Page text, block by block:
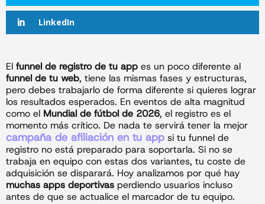
LinkedIn
El funnel de registro de tu app es un poco diferente al
funnel de tu web, tiene las mismas fases y estructuras,
pero debes trabajarlo de forma diferente si quieres lograr
los resultados esperados. En eventos de alta magnitud
como el Mundial de fútbol de 2026, el registro es el
momento más crítico. De nada te servirá tener la mejor
campaña de afiliación en tu app si tu funnel de
registro no está preparado para soportarla. Si no se
trabaja en equipo con estas dos variantes, tu coste de
adquisición se disparará. Hoy analizamos por qué hay
muchas apps deportivas perdiendo usuarios incluso
antes de que se actualice el marcador de tu equipo.